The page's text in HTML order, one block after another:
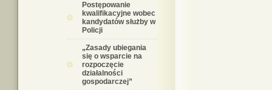
Postępowanie
kwalifikacyjne wobec
kandydatów służby w
Policji
„Zasady ubiegania
się o wsparcie na
rozpoczęcie
działalności
gospodarczej”